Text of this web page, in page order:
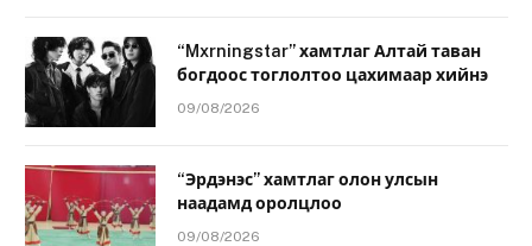
“Mxrningstar” хамтлаг Алтай таван
богдоос тоглолтоо цахимаар хийнэ
09/08/2026
“Эрдэнэс” хамтлаг олон улсын
наадамд оролцлоо
09/08/2026